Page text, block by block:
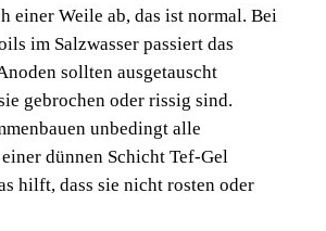
einer Weile ab, das ist normal. Bei
im Salzwasser passiert das
sollten ausgetauscht
gebrochen oder rissig sind.
unbedingt alle
dünnen Schicht Tef-Gel
hilft, dass sie nicht rosten oder